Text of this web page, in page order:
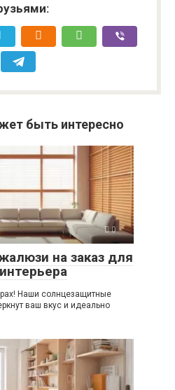
быть интересно
0
на заказ для
Наши солнцезащитные
ваш вкус и идеально